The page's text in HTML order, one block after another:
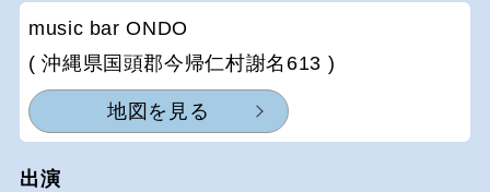
music bar ONDO
( 沖縄県国頭郡今帰仁村謝名613 )
地図を見る
出演